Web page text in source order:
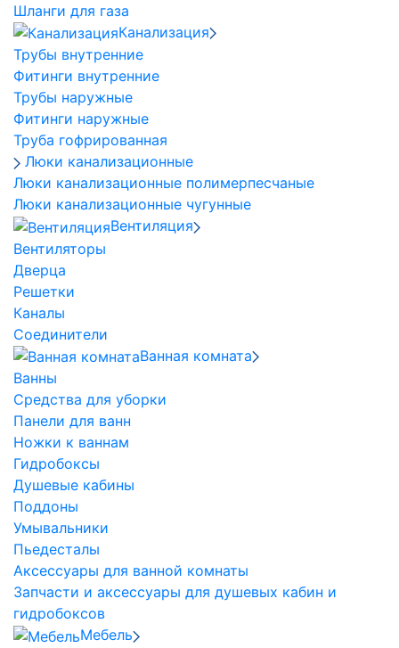
Шланги для газа
Канализация
Трубы внутренние
Фитинги внутренние
Трубы наружные
Фитинги наружные
Труба гофрированная
Люки канализационные
Люки канализационные полимерпесчаные
Люки канализационные чугунные
Вентиляция
Вентиляторы
Дверца
Решетки
Каналы
Соединители
Ванная комната
Ванны
Средства для уборки
Панели для ванн
Ножки к ваннам
Гидробоксы
Душевые кабины
Поддоны
Умывальники
Пьедесталы
Аксессуары для ванной комнаты
Запчасти и аксессуары для душевых кабин и
гидробоксов
Мебель